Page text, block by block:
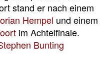
stand er nach einem
Hempel und einem
im Achtelfinale.
Bunting